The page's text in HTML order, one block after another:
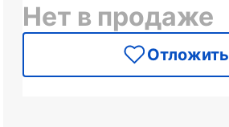
Нет в продаже
Отложить